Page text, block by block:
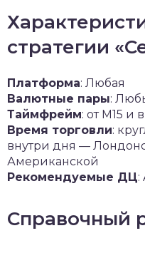
стратегии
Платформа: Любая
Валютные пары:
Таймфрейм: от М15 и
Время торговли:
внутри дня —
Американской
Рекомендуемые ДЦ:
Справочный